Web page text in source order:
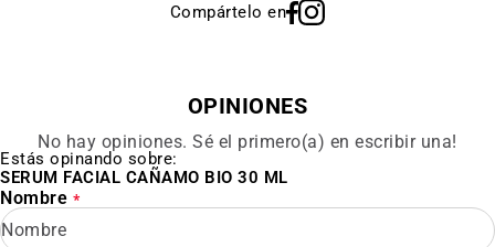
Compártelo en
OPINIONES
No hay opiniones. Sé el primero(a) en escribir una!
Estás opinando sobre:
SERUM FACIAL CAÑAMO BIO 30 ML
Nombre